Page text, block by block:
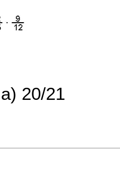
a) 20/21